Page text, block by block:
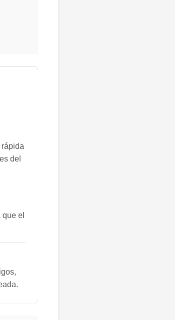
del
el